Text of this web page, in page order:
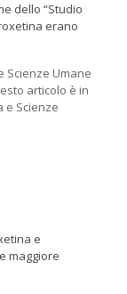
dello “Studio
erano
Scienze Umane
articolo è in
e Scienze
e
maggiore